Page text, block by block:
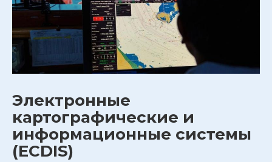
Электронные
картографические и
информационные системы
(ECDIS)